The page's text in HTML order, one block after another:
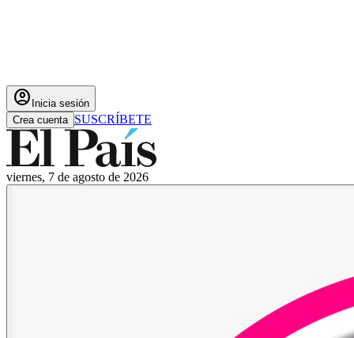
account_circle Inicia sesión
Crea cuenta SUSCRÍBETE
viernes, 7 de agosto de 2026